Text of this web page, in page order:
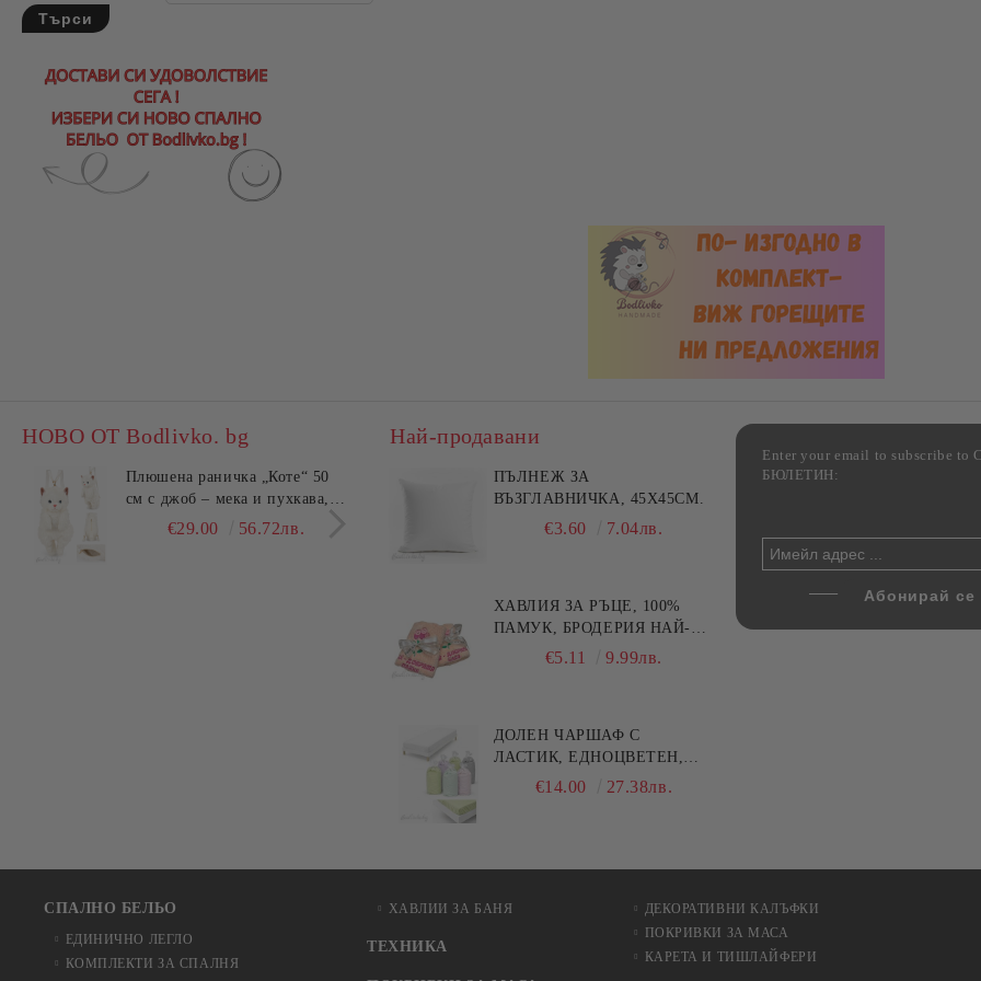
НОВО ОТ Bodlivko. bg
Плюшена раничка „Коте“ 50
см с джоб – мека и пухкава,
€29.00 56.72лв.
Комплект жакардова калъфка
45x45 см и тишлайфер 45x140
см – Къща с цветя
€22.49 43.99лв.
€25.00
Комплект 2 стъклени тави
Най-продавани
ПЪЛНЕЖ ЗА
ВЪЗГЛАВНИЧКА, 45X45СМ.
€3.60 7.04лв.
ХАВЛИЯ ЗА РЪЦЕ, 100%
ПАМУК, БРОДЕРИЯ НАЙ-
ДОБАРАТА МАЙКА/БАБА ,
€5.11 9.99лв.
ДОЛЕН ЧАРШАФ С
ЛАСТИК, ЕДНОЦВЕТЕН,
100% ПАМУК, РАЗЛИЧНИ
€14.00 27.38лв.
Enter your email to subscribe
БЮЛЕТИН:
СПАЛНО БЕЛЬО
ЕДИНИЧНО ЛЕГЛО
КОМПЛЕКТИ ЗА СПАЛНЯ
ХАВЛИИ ЗА БАНЯ
ТЕХНИКА
ДЕКОРАТИВНИ КАЛЪФКИ
ПОКРИВКИ ЗА МАСА
КАРЕТА И ТИШЛАЙФЕРИ